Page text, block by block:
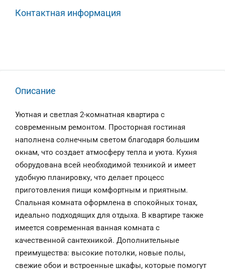
Контактная информация
Описание
Уютная и светлая 2-комнатная квартира с
современным ремонтом. Просторная гостиная
наполнена солнечным светом благодаря большим
окнам, что создает атмосферу тепла и уюта. Кухня
оборудована всей необходимой техникой и имеет
удобную планировку, что делает процесс
приготовления пищи комфортным и приятным.
Спальная комната оформлена в спокойных тонах,
идеально подходящих для отдыха. В квартире также
имеется современная ванная комната с
качественной сантехникой. Дополнительные
преимущества: высокие потолки, новые полы,
свежие обои и встроенные шкафы, которые помогут